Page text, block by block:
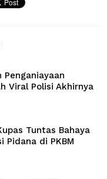
Penganiayaan
Viral Polisi Akhirnya
Tuntas Bahaya
Pidana di PKBM